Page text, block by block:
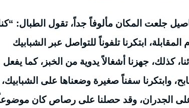
جلعت المكان مألوفاً جداً، تقول الطبال:
ابتكرنا تلفوناً للتواصل عبر الشبابيك
كذلك، جهزنا أشغالاً يدوية من الخبز، كما يفعل
وابتكرنا سفناً صغيرة وضعناها على الشبابيك،
الجدران، وقد حصلنا على رصاص كان